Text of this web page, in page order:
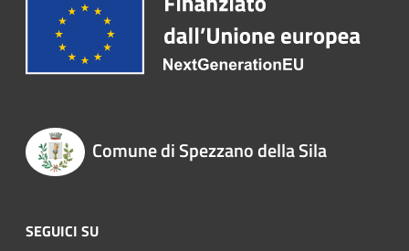
Comune di Spezzano della Sila
SEGUICI SU